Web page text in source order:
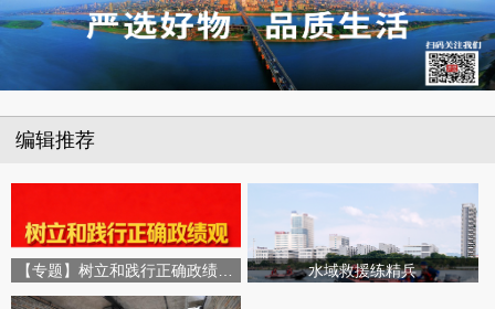
编辑推荐
水域救援练精兵